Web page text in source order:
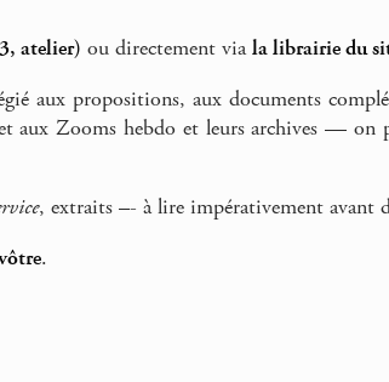
atelier) ou directement viala librairie du
aux propositions, aux documents
aux Zooms hebdo et leurs archives — on
, extraits –- à lire impérativement avant
.